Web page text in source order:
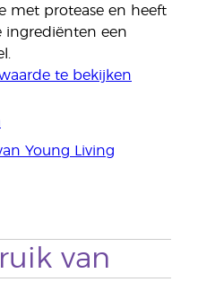
met protease en heeft
ingrediënten een
te bekijken
Young Living
van